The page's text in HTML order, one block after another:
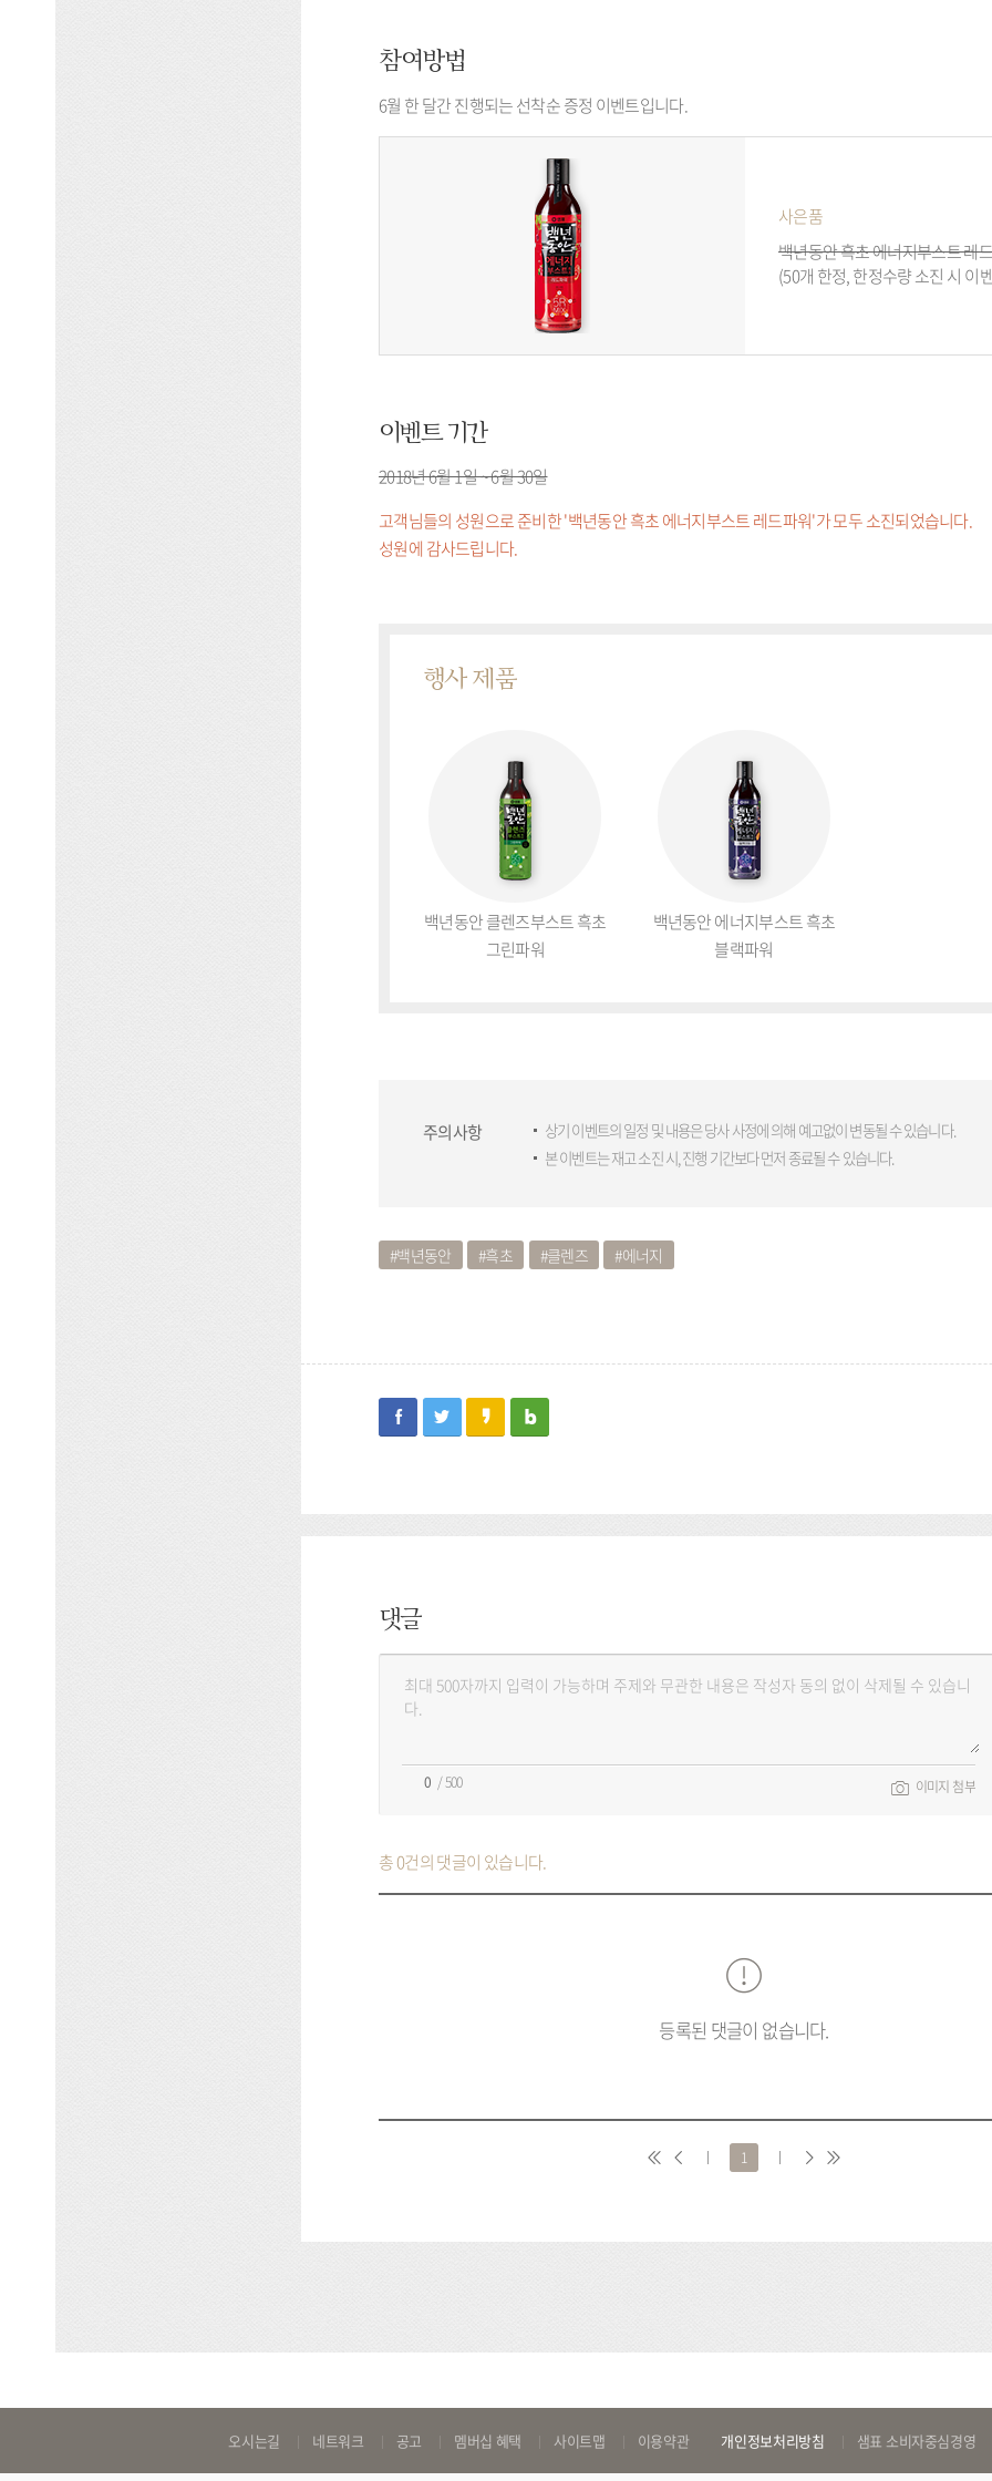
참여방법
6월 한 달간 진행되는 선착순 증정 이벤트입니다.
사은품
백년동안 흑초 에너지부스트 레
(50개 한정, 한정수량 소진 시 이
이벤트 기간
2018년 6월 1일 ~ 6월 30일
고객님들의 성원으로 준비한 '백년동안 흑초 에너지부스트 레드파워'가 모두 소진되었습니다.
성원에 감사드립니다.
행사 제품
백년동안 클렌즈부스트 흑초
그린파워
백년동안 에너지부스트 흑초
블랙파워
주의사항
상기 이벤트의 일정 및 내용은 당사 사정에 의해 예고없이 변동될 수 있습니다.
본 이벤트는 재고 소진 시, 진행 기간보다 먼저 종료될 수 있습니다.
백년동안 흑초 클렌즈 에너지
facebooktwitterkakaostory
blog
댓글
/ 500 이미지 첨부
총 0건의 댓글이 있습니다.
등록된 댓글이 없습니다.
1 다
음
로
오시는길 네트워크 공고 멤버십 혜택 사이트맵 이용약관 개인정보처리방침 샘표 소비자중심경영